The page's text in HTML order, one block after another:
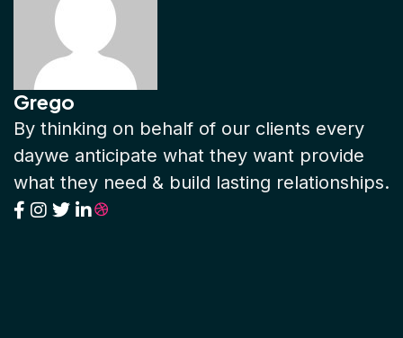
Grego
By thinking on behalf of our clients every
daywe anticipate what they want provide
what they need & build lasting relationships.